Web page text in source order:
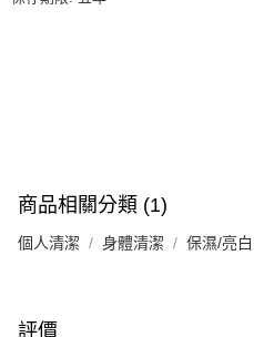
商品相關分類 (1)
個人清潔 身體清潔 保濕/亮白
評價